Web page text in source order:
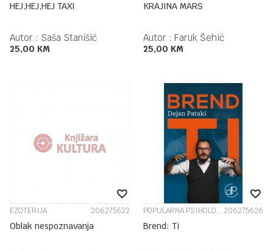
HEJ,HEJ,HEJ TAXI
Autor : Saša Stanišić
25,00 KM
KRAJINA MARS
Autor : Faruk Šehić
25,00 KM
EZOTERIJA 206275622
Oblak nespoznavanja
POPULARNA PSIHOLOGIJA 206275626
Brend: Ti